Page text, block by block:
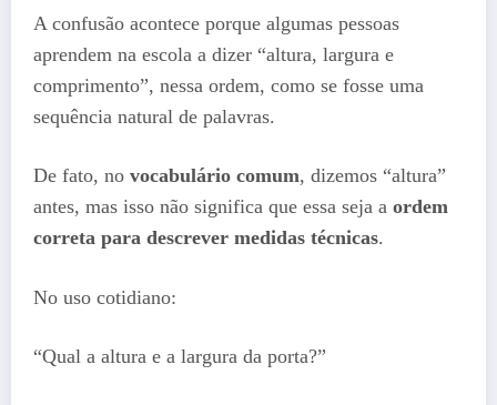
A confusão acontece porque algumas pessoas
aprendem na escola a dizer “altura, largura e
comprimento”, nessa ordem, como se fosse uma
sequência natural de palavras.
De fato, no vocabulário comum, dizemos “altura”
antes, mas isso não significa que essa seja a ordem
correta para descrever medidas técnicas.
No uso cotidiano:
“Qual a altura e a largura da porta?”